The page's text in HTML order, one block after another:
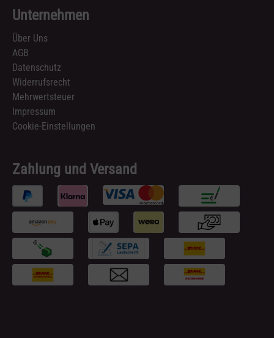
Unternehmen
Über Uns
AGB
Datenschutz
Widerrufsrecht
Mehrwertsteuer
Impressum
Cookie-Einstellungen
Zahlung und Versand